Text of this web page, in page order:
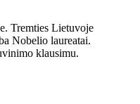
Tremties Lietuvoje
Nobelio laureatai.
klausimu.